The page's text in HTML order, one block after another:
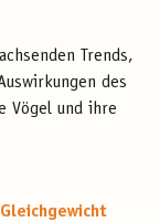
Trends,
des
Vögel und ihre